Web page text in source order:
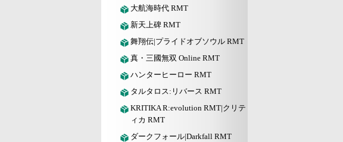
大航海時代 RMT
新天上碑 RMT
舞翔伝|プライドオブソウル RMT
真・三國無双 Online RMT
ハンターヒーロー RMT
タルタロス:リバース RMT
KRITIKA R:evolution RMT|クリテ
ィカ RMT
ダークフォール|Darkfall RMT